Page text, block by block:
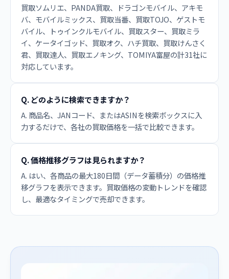
買取ソムリエ、PANDA買取、ドラゴンモバイル、アキモ
バ、モバイルミックス、買取当番、買取TOJO、ゲストモ
バイル、トゥインクルモバイル、買取スター、買取ミラ
イ、ケータイゴッド、買取オク、ハチ買取、買取けんさく
君、買取達人、買取エノキング、TOMIYA富屋の計31社に
対応しています。
Q. どのように検索できますか？
A. 商品名、JANコード、またはASINを検索ボックスに入
力するだけで、各社の買取価格を一括で比較できます。
Q. 価格推移グラフは見られますか？
A. はい、各商品の最大180日間（データ蓄積分）の価格推
移グラフを表示できます。買取価格の変動トレンドを確認
し、最適なタイミングで売却できます。